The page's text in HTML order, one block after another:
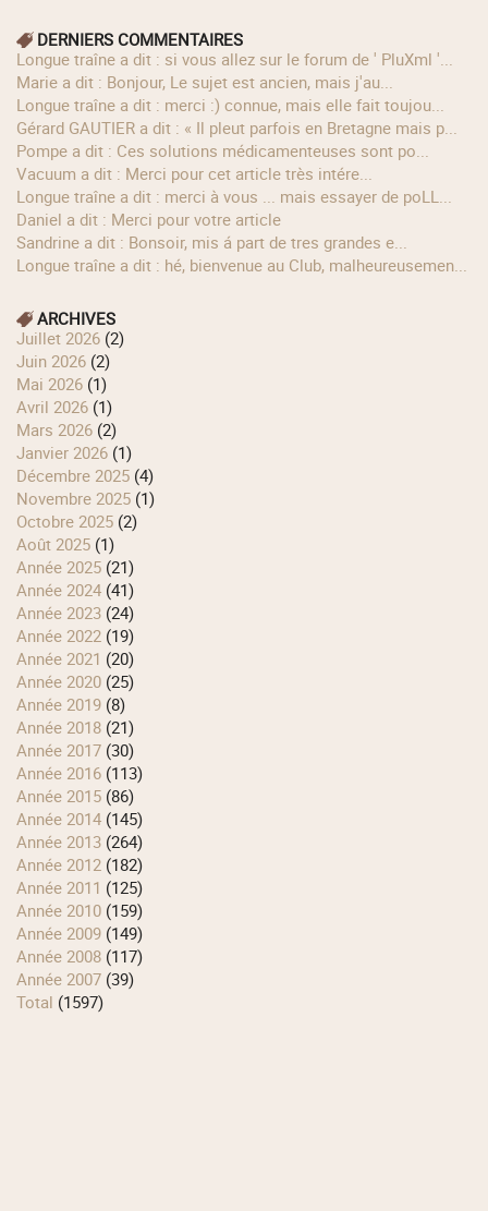
DERNIERS COMMENTAIRES
longue traîne a dit : si vous allez sur le forum de ' PluXml '...
Marie a dit : Bonjour, Le sujet est ancien, mais j'au...
longue traîne a dit : merci :) connue, mais elle fait toujou...
Gérard GAUTIER a dit : « Il pleut parfois en Bretagne mais p...
Pompe a dit : Ces solutions médicamenteuses sont po...
Vacuum a dit : Merci pour cet article très intére...
longue traîne a dit : merci à vous ... mais essayer de poLL...
Daniel a dit : Merci pour votre article
Sandrine a dit : Bonsoir, mis á part de tres grandes e...
longue traîne a dit : hé, bienvenue au Club, malheureusemen...
ARCHIVES
juillet 2026 (2)
juin 2026 (2)
mai 2026 (1)
avril 2026 (1)
mars 2026 (2)
janvier 2026 (1)
décembre 2025 (4)
novembre 2025 (1)
octobre 2025 (2)
août 2025 (1)
année 2025 (21)
année 2024 (41)
année 2023 (24)
année 2022 (19)
année 2021 (20)
année 2020 (25)
année 2019 (8)
année 2018 (21)
année 2017 (30)
année 2016 (113)
année 2015 (86)
année 2014 (145)
année 2013 (264)
année 2012 (182)
année 2011 (125)
année 2010 (159)
année 2009 (149)
année 2008 (117)
année 2007 (39)
total (1597)